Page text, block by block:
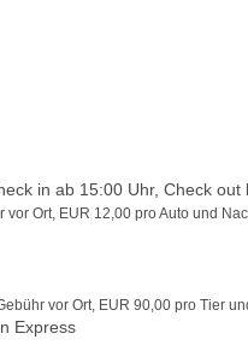
in ab 15:00 Uhr, Check out
Ort, EUR 12,00 pro Auto und
vor Ort, EUR 90,00 pro Tier
Express